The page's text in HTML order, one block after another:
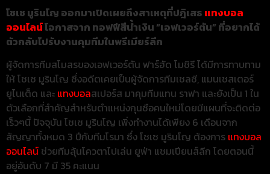
โชเซ มูรินโญ ออกมาเปิดเผยถึงสาเหตุที่ปฎิเสธ แทงบอล
ออนไลน์โอกาสจาก ทอฟฟีสีน้ำเงิน “เอฟเวอร์ตัน” ที่อยากได้
ตัวกลับไปรับงานคุมทีมในพรีเมียร์ลีก
ผู้จัดการทีมสโมสรของเอฟเวอร์ตัน ฟาร์ฮัด โมชิรี ได้มีการทาบทาม
ให้ โชเซ มูรินโญ ซึ่งอดีตเคยเป็นผู้จัดการทีมเชลซี, แมนเชสเตอร์
ยูไนเต็ด และ แทงบอลสเปอร์ส มาคุมทีมแทน ราฟา และยังเป็น 1 ใน
ตัวเลือกที่สำคัญสำหรับตำแหน่งกุนซือคนใหม่โดยมีแผนที่จะติดต่อ
เร็วๆนี้ ปัจจุบัน โชเซ มูรินโญ เพิ่งทำงานได้เพียง 6 เดือนจาก
สัญญาทั้งหมด 3 ปีกับทีมโรมา ซึ่ง โชเซ มูรินโญ ต้องการ แทงบอล
ออนไลน์ ช่วยทีมลุ้นโควตาไปเล่น ยูฟ่า แชมเปียนส์ลีก โดยตอนนี้
อยู่อันดับ 7 มี 35 คะแนน